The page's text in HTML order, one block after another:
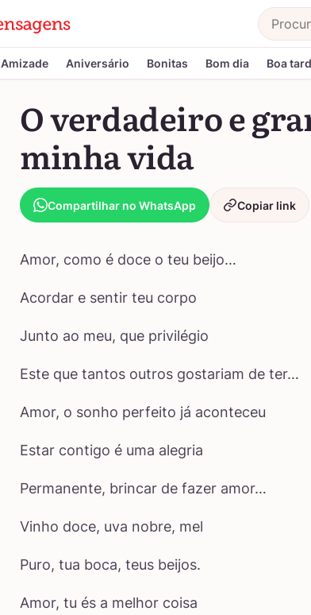
Buscar
Amizade Aniversário Bonitas Bom dia Boa
O verdadeiro e
minha vida
Compartilhar no WhatsApp Copiar link
Amor, como é doce o teu beijo…
Acordar e sentir teu corpo
Junto ao meu, que privilégio
Este que tantos outros gostariam de ter…
Amor, o sonho perfeito já aconteceu
Estar contigo é uma alegria
Permanente, brincar de fazer amor…
Vinho doce, uva nobre, mel
Puro, tua boca, teus beijos.
Amor, tu és a melhor coisa